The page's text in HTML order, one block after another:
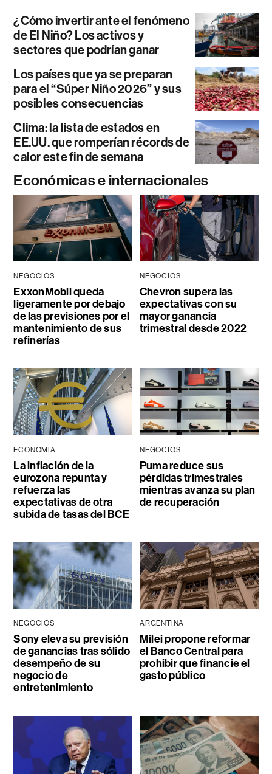
¿Cómo invertir ante el fenómeno
de El Niño? Los activos y
sectores que podrían ganar
Los países que ya se preparan
para el “Súper Niño 2026” y sus
posibles consecuencias
Clima: la lista de estados en
EE.UU. que romperían récords de
calor este fin de semana
Económicas e internacionales
NEGOCIOS
ExxonMobil queda
ligeramente por debajo
de las previsiones por el
mantenimiento de sus
refinerías
NEGOCIOS
Chevron supera las
expectativas con su
mayor ganancia
trimestral desde 2022
ECONOMÍA
La inflación de la
eurozona repunta y
refuerza las
expectativas de otra
subida de tasas del BCE
NEGOCIOS
Puma reduce sus
pérdidas trimestrales
mientras avanza su plan
de recuperación
NEGOCIOS
Sony eleva su previsión
de ganancias tras sólido
desempeño de su
negocio de
entretenimiento
ARGENTINA
Milei propone reformar
el Banco Central para
prohibir que financie el
gasto público